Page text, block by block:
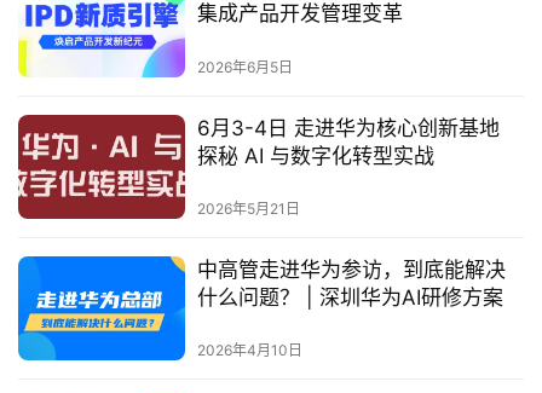
集成产品开发管理变革
2026年6月5日
6月3-4日 走进华为核心创新基地
探秘 AI 与数字化转型实战
2026年5月21日
中高管走进华为参访，到底能解决
什么问题？ | 深圳华为AI研修方案
2026年4月10日